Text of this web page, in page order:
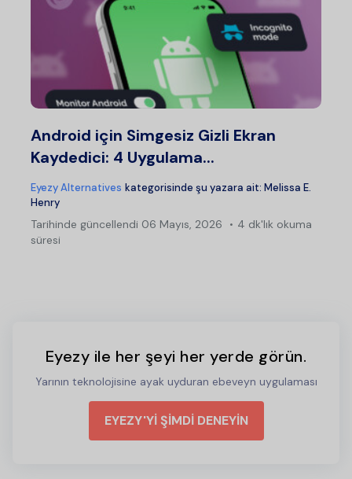
Android için Simgesiz Gizli Ekran
Kaydedici: 4 Uygulama...
Eyezy Alternatives kategorisinde şu yazara ait: Melissa E.
Henry
Tarihinde güncellendi 06 Mayıs, 2026
4 dk'lık okuma
süresi
Eyezy ile her şeyi her yerde görün.
Yarının teknolojisine ayak uyduran ebeveyn uygulaması
EYEZY'Yİ ŞİMDİ DENEYİN